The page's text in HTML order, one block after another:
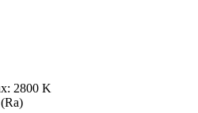
2800 K